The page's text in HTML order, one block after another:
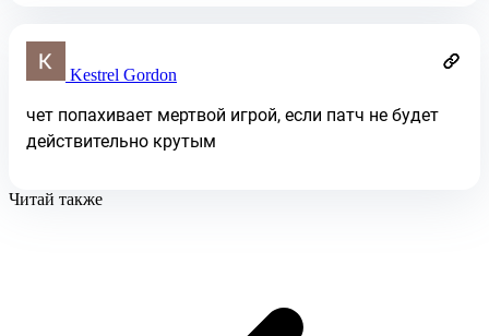
Kestrel Gordon
чет попахивает мертвой игрой, если патч не будет
действительно крутым
Читай также